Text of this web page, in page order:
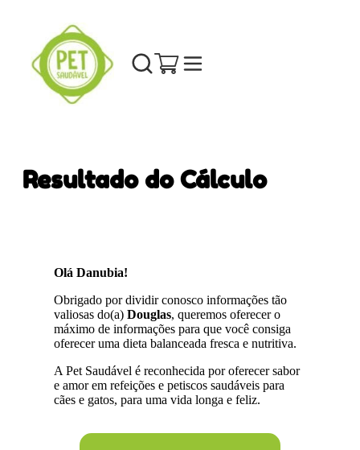
Resultado do Cálculo
Olá Danubia!
Obrigado por dividir conosco informações tão
valiosas do(a)Douglas, queremos oferecer o
máximo de informações para que você consiga
oferecer uma dieta balanceada fresca e nutritiva.
A Pet Saudável é reconhecida por oferecer sabor
e amor em refeições e petiscos saudáveis para
cães e gatos, para uma vida longa e feliz.